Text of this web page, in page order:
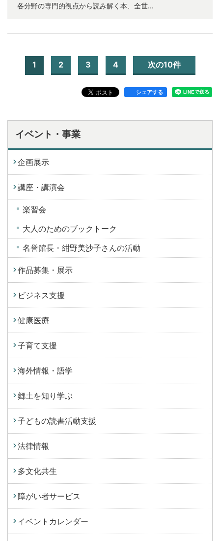
各分野の専門的視点から読み解く本、全世...
1 2 3 4 次の10件
シェアする
イベント・事業
企画展示
講座・講演会
楽習会
大人のためのブックトーク
名誉館長・紺野美沙子さんの活動
作品募集・展示
ビジネス支援
健康医療
子育て支援
海外情報・語学
郷土を知り学ぶ
子どもの読書活動支援
法律情報
多文化共生
障がい者サービス
イベントカレンダー